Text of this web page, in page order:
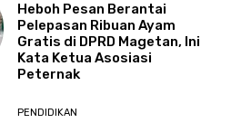
Heboh Pesan Berantai
Pelepasan Ribuan Ayam
Gratis di DPRD Magetan, Ini
Kata Ketua Asosiasi
Peternak
PENDIDIKAN